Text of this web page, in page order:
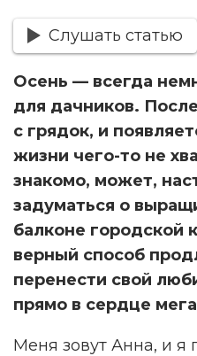
Слушать статью
Осень — всегда
для дачников.
с грядок, и
жизни чего-то не
знакомо, может,
задуматься о
балконе городской
верный способ
перенести свой
прямо в сердце
Меня зовут Анна, и я